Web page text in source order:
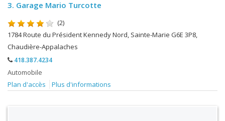
3. Garage Mario Turcotte
(2)
1784 Route du Président Kennedy Nord, Sainte-Marie G6E 3P8,
Chaudière-Appalaches
418.387.4234
Automobile
Plan d'accès
Plus d'informations